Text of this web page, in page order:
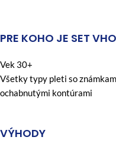
PRE KOHO JE SET
Vek 30+
Všetky typy pleti so
ochabnutými kontúrami
VÝHODY